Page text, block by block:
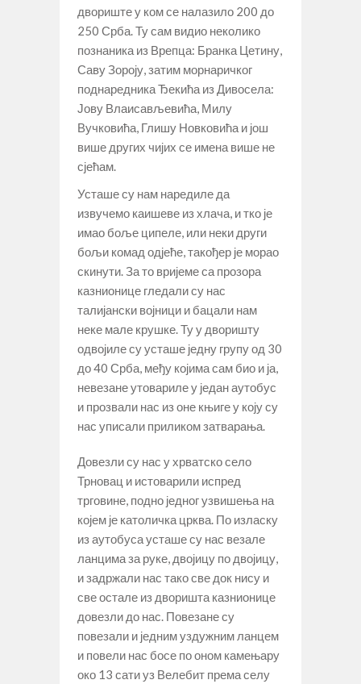
двориште у ком се налазило 200 до
250 Срба. Ту сам видио неколико
познаника из Врепца: Бранка Цетину,
Саву Зороју, затим морнаричког
поднаредника Ђекића из Дивосела:
Јову Влаисављевића, Милу
Вучковића, Глишу Новковића и још
више других чијих се имена више не
сјећам.
Усташе су нам наредиле да
извучемо каишеве из хлача, и тко је
имао боље ципеле, или неки други
бољи комад одјеће, такођер је морао
скинути. За то вријеме са прозора
казнионице гледали су нас
талијански војници и бацали нам
неке мале крушке. Ту у дворишту
одвојиле су усташе једну групу од 30
до 40 Срба, међу којима сам био и ја,
невезане утовариле у један аутобус
и прозвали нас из оне књиге у коју су
нас уписали приликом затварања.
Довезли су нас у хрватско село
Трновац и истоварили испред
трговине, подно једног узвишења на
којем је католичка црква. По изласку
из аутобуса усташе су нас везале
ланцима за руке, двојицу по двојицу,
и задржали нас тако све док нису и
све остале из дворишта казнионице
довезли до нас. Повезане су
повезали и једним уздужним ланцем
и повели нас босе по оном камењару
око 13 сати уз Велебит према селу